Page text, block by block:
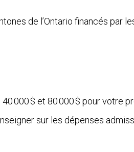
de l’Ontario financés par
000 $ et 80 000 $ pour votre
sur les dépenses